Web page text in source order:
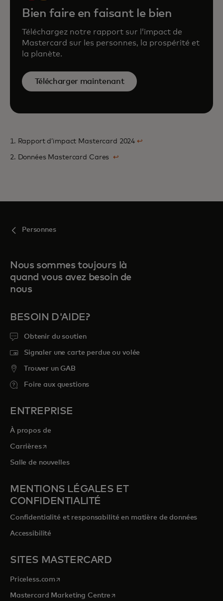
Bien faire en faisant le bien
Téléchargez notre rapport sur l’impact de
Mastercard sur les personnes, la prospérité et
la planète.
Télécharger maintenant
1. Rapport d’impact Mastercard 2024 ↩
2. Données Mastercard Cares ↩
Personnes
Nous sommes toujours là
quand vous avez besoin de
nous
BESOIN D'AIDE?
Obtenir du soutien
Signaler une carte perdue ou volée
Trouver un GAB
Foire aux questions
ENTREPRISE
À propos de
Carrièress’ouvre dans un nouvel onglet
Salle de nouvelles
MENTIONS LÉGALES ET
CONFIDENTIALITÉ
Confidentialité et responsabilité en matière de données
Accessibilité
SITES MASTERCARD
Priceless.com s’ouvre dans un nouvel onglet
Mastercard Marketing Centre s’ouvre dans un nouvel onglet